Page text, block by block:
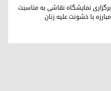
برگزاری نمایشگاه نقاشی به مناسبت
مبارزه با خشونت علیه زنان